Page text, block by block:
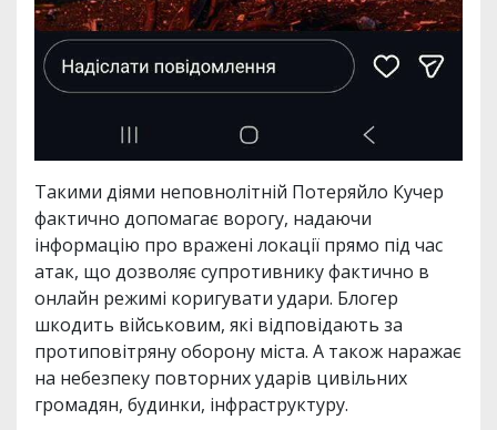
Такими діями неповнолітній Потеряйло Кучер
фактично допомагає ворогу, надаючи
інформацію про вражені локації прямо під час
атак, що дозволяє супротивнику фактично в
онлайн режимі коригувати удари. Блогер
шкодить військовим, які відповідають за
протиповітряну оборону міста. А також наражає
на небезпеку повторних ударів цивільних
громадян, будинки, інфраструктуру.